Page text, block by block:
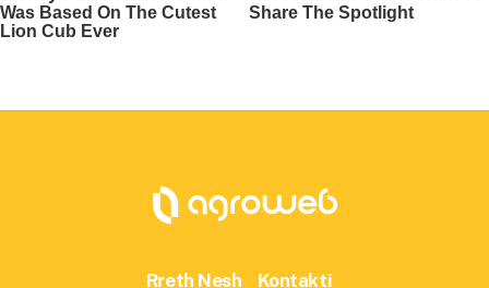
Rreth Nesh Kontakti